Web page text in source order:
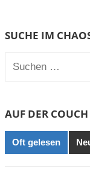
SUCHE IM
Suchen
AUF DER COUCH
Oft gelesen